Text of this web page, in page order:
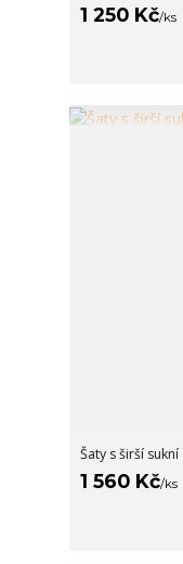
1 250 Kč/ks
Šaty s širší sukní
1 560 Kč/ks